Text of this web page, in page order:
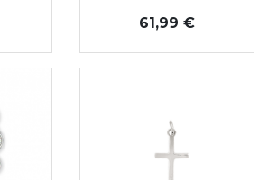
Prix
61,99 €